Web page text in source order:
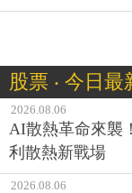
股票 ‧ 今日最
2026.08.06
AI散熱革命來襲
利散熱新戰場
2026.08.06